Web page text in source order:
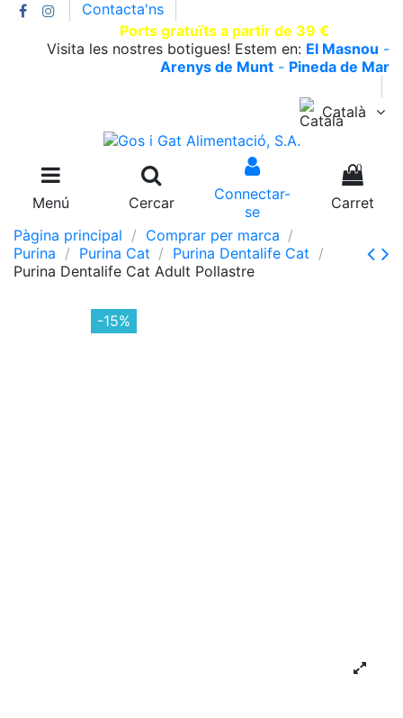
Contacta'ns
Ports gratuïts a partir de 39 €
Visita les nostres botigues! Estem en: El Masnou -
Arenys de Munt - Pineda de Mar
Català
Menú Cercar
Connectar-
se
0
Carret
Pàgina principal
Comprar per marca
Purina
Purina Cat
Purina Dentalife Cat
Purina Dentalife Cat Adult Pollastre
-15%